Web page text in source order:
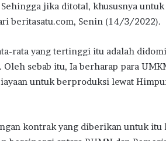
jika ditotal, khususnya untuk
beritasatu.com, Senin (14/3/2022).
rata yang tertinggi itu adalah
sebab itu, Ia berharap para
untuk berproduksi lewat
kontrak yang diberikan untuk itu